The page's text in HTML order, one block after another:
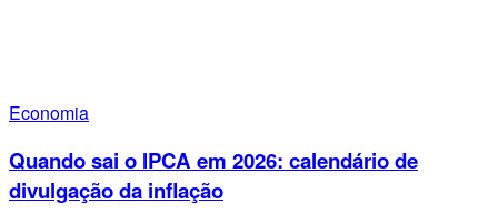
Economia
Quando sai o IPCA em 2026: calendário de
divulgação da inflação